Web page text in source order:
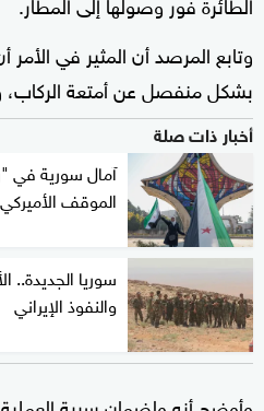
وتابع المرصد أن المثير في
بشكل منفصل عن أمتعة الركاب،
أخبار ذات صلة
آمال سورية في
الموقف
سوريا الجديدة..
والنفوذ الإيراني